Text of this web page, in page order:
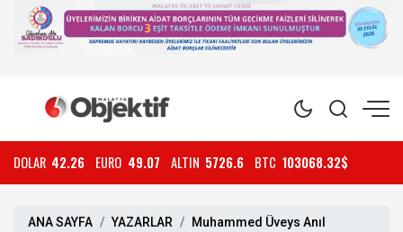
DOLAR 42.26 EURO 49.07 ALTIN 5726.6 BTC 103068.32$
ANA SAYFA YAZARLAR
Muhammed Üveys Anıl